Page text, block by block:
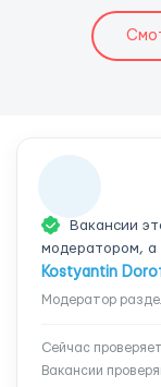
Вакансии
модератором, а
Kostyantin
Модератор
Сейчас
Вакансии